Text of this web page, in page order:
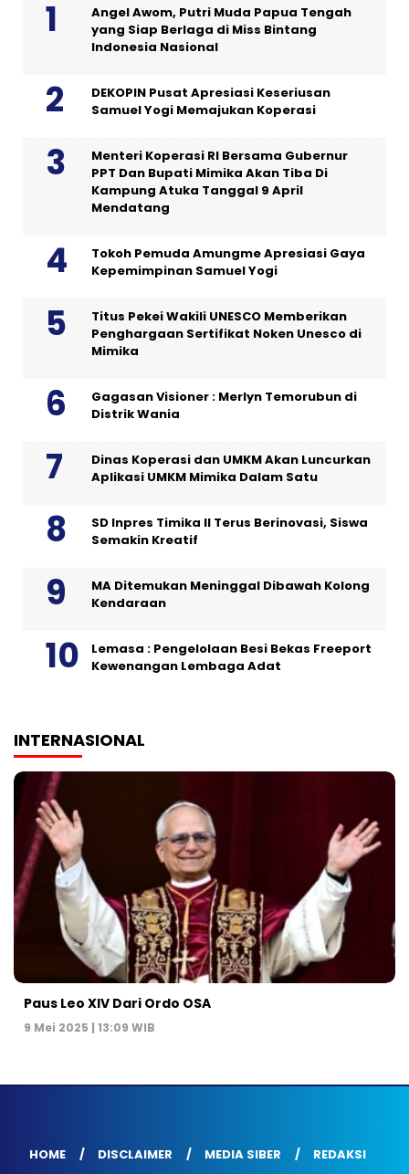
Angel Awom, Putri Muda Papua Tengah
yang Siap Berlaga di Miss Bintang
Indonesia Nasional
DEKOPIN Pusat Apresiasi Keseriusan
Samuel Yogi Memajukan Koperasi
Menteri Koperasi RI Bersama Gubernur
PPT Dan Bupati Mimika Akan Tiba Di
Kampung Atuka Tanggal 9 April
Mendatang
Tokoh Pemuda Amungme Apresiasi Gaya
Kepemimpinan Samuel Yogi
Titus Pekei Wakili UNESCO Memberikan
Penghargaan Sertifikat Noken Unesco di
Mimika
Gagasan Visioner : Merlyn Temorubun di
Distrik Wania
Dinas Koperasi dan UMKM Akan Luncurkan
Aplikasi UMKM Mimika Dalam Satu
SD Inpres Timika II Terus Berinovasi, Siswa
Semakin Kreatif
MA Ditemukan Meninggal Dibawah Kolong
Kendaraan
Lemasa : Pengelolaan Besi Bekas Freeport
Kewenangan Lembaga Adat
INTERNASIONAL
Paus Leo XIV Dari Ordo OSA
9 Mei 2025 | 13:09 WIB
HOME DISCLAIMER MEDIA SIBER REDAKSI